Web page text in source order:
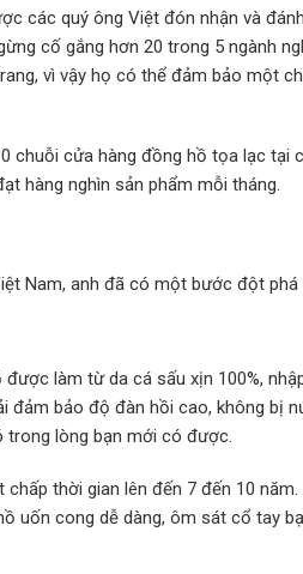
các quý ông Việt đón nhận và
cố gắng hơn 20 trong 5 ngành
vì vậy họ có thể đảm bảo một
chuỗi cửa hàng đồng hồ tọa lạc tại
hàng nghìn sản phẩm mỗi tháng.
Nam, anh đã có một bước đột phá
làm từ da cá sấu xịn 100%,
đảm bảo độ đàn hồi cao, không bị
lòng bạn mới có được.
thời gian lên đến 7 đến 10 năm.
uốn cong dễ dàng, ôm sát cổ tay